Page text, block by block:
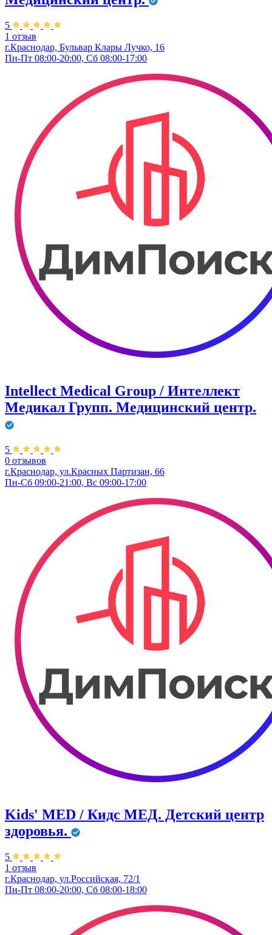
5
1 отзыв
г.Краснодар, Бульвар ​Клары Лучко, 16
Пн-Пт 08:00-20:00, Сб 08:00-17:00
Intellect Medical Group / Интеллект
Медикал Групп. Медицинский центр.
5
0 отзывов
г.Краснодар, ул.Красных Партизан, 66
Пн-Сб 09:00-21:00, Вс 09:00-17:00
Kids' MED / Кидс МЕД. Детский центр
здоровья.
5
1 отзыв
г.Краснодар, ул.Российская, 72/1
Пн-Пт 08:00-20:00, Сб 08:00-18:00